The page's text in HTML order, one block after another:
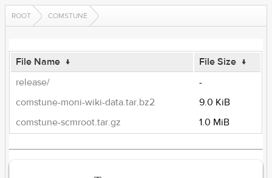
ROOT COMSTUNE
File Name ↓ File Size ↓
release/
-
comstune-moni-wiki-data.tar.bz2
9.0 KiB
comstune-scmroot.tar.gz
1.0 MiB